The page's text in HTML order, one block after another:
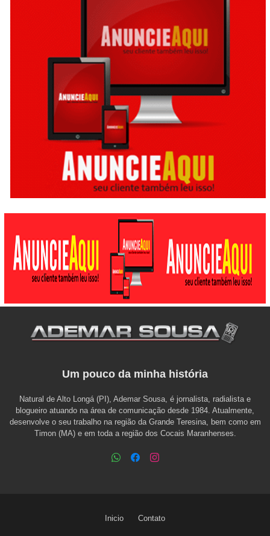
Um pouco da minha história
Natural de Alto Longá (PI), Ademar Sousa, é jornalista, radialista e
blogueiro atuando na área de comunicação desde 1984. Atualmente,
desenvolve o seu trabalho na região da Grande Teresina, bem como em
Timon (MA) e em toda a região dos Cocais Maranhenses.
Inicio Contato